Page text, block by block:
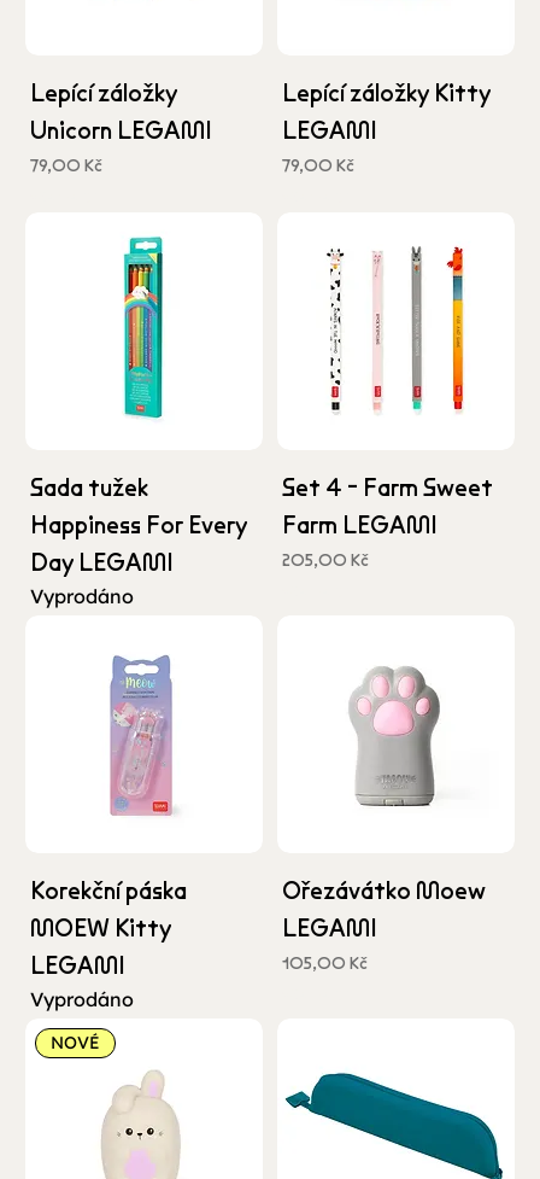
Lepící záložky
Unicorn LEGAMI
Cena
79,00 Kč
Lepící záložky Kitty
LEGAMI
Cena
79,00 Kč
Sada tužek
Happiness For Every
Day LEGAMI
Vyprodáno
Set 4 - Farm Sweet
Farm LEGAMI
Cena
205,00 Kč
Korekční páska
MOEW Kitty
LEGAMI
Vyprodáno
Ořezávátko Moew
LEGAMI
Cena
105,00 Kč
NOVÉ